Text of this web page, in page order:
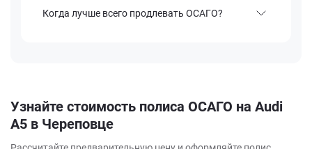
Когда лучше всего продлевать ОСАГО?
Узнайте стоимость полиса ОСАГО на Audi
A5 в Череповце